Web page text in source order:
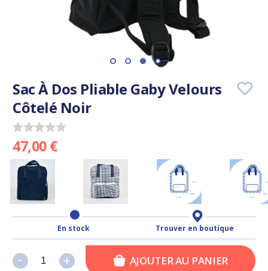
Sac À Dos Pliable Gaby Velours
Côtelé Noir
47,00 €
En stock Trouver en boutique
+
- +
- AJOUTER AU PANIER